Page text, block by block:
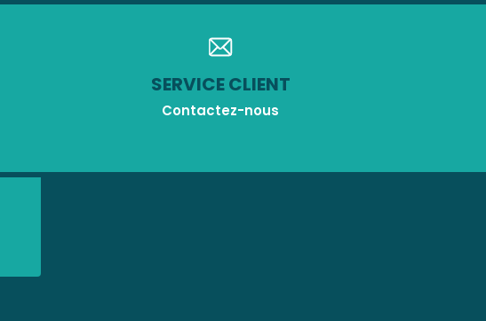
SERVICE CLIENT
Contactez-nous